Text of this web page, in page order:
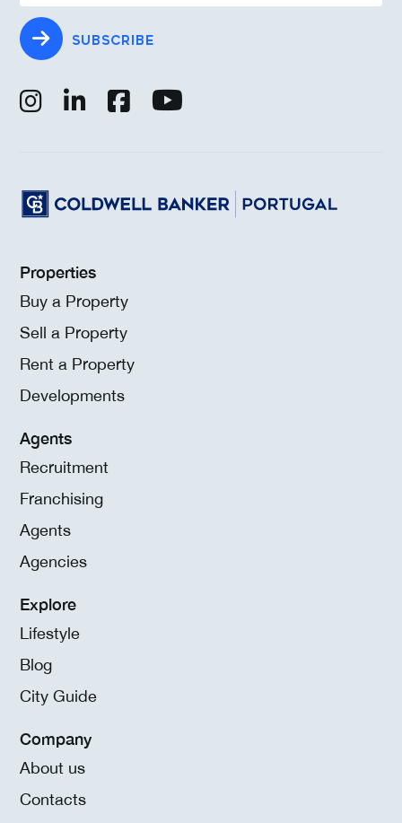
SUBSCRIBE
Properties
Buy a Property
Sell a Property
Rent a Property
Developments
Agents
Recruitment
Franchising
Agents
Agencies
Explore
Lifestyle
Blog
City Guide
Company
About us
Contacts